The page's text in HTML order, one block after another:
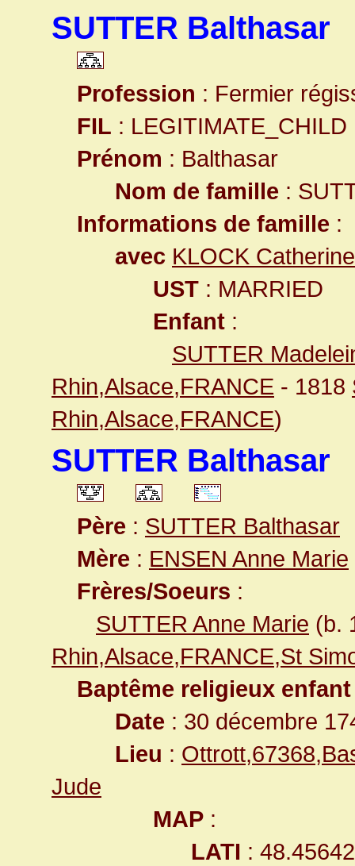
SUTTER Balthasar
Profession : Fermier
FIL : LEGITIMATE_CHILD
Prénom : Balthasar
Nom de famille :
Informations de famille :
avec KLOCK Catherine
UST : MARRIED
Enfant :
SUTTER
Rhin,Alsace,FRANCE - 1818
Rhin,Alsace,FRANCE)
SUTTER Balthasar
Père : SUTTER Balthasar
Mère : ENSEN Anne Marie
Frères/Soeurs :
SUTTER Anne Marie (b.
Rhin,Alsace,FRANCE,St
Baptême religieux enfant
Date : 30 décembre
Lieu :
Jude
MAP :
LATI :